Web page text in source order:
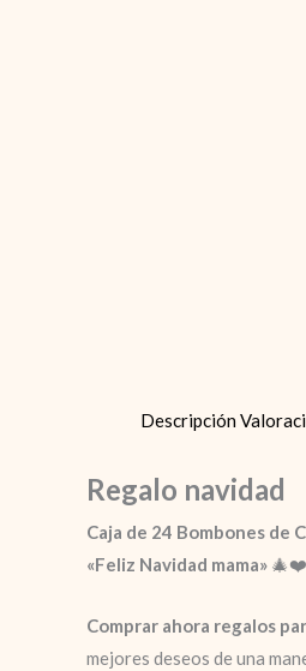
Descripción
Regalo navidad
Caja de 24 Bombones de
«Feliz Navidad mama» 🎄❤️
Comprar ahora regalos
mejores deseos de una